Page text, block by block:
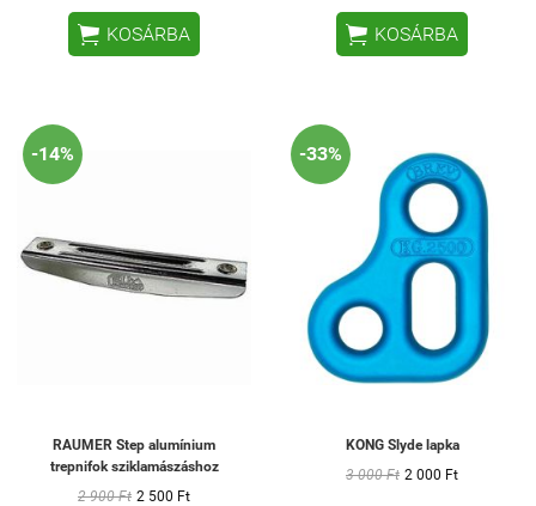
 KOSÁRBA  KOSÁRBA
-14%
RAUMER Step alumínium
trepnifok sziklamászáshoz
2 900 Ft 2 500 Ft
-33%
KONG Slyde lapka
3 000 Ft 2 000 Ft